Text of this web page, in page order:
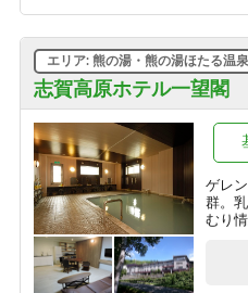
志賀高原ホテル一望閣
エリア: 熊の湯・熊の湯ほたる温泉
ゲレ
群。
むり情